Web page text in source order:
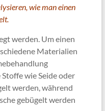
wie man einen
werden. Um einen
Materialien
wie Seide oder
werden, während
gebügelt werden